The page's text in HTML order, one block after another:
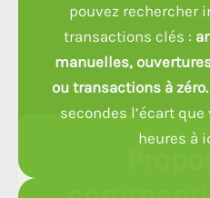
pouvez rechercher
transactions clés :
manuelles,
ou transactions à zéro.
secondes l’écart
heures à